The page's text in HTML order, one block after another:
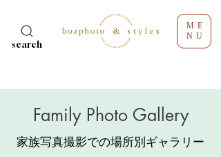
search
ME
NU
Family Photo Gallery
家族写真撮影での場所別ギャラリー